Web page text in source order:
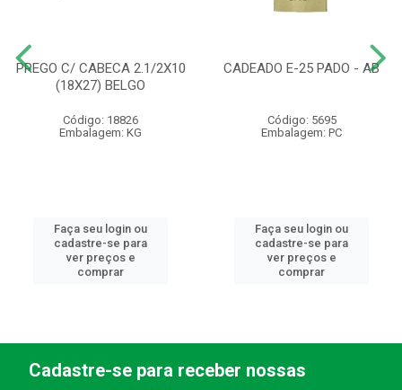
PREGO C/ CABECA 2.1/2X10
(18X27) BELGO
Código: 18826
Embalagem: KG
Faça seu login ou
cadastre-se para
ver preços e
comprar
CADEADO E-25 PADO - AB
Código: 5695
Embalagem: PC
Faça seu login ou
cadastre-se para
ver preços e
comprar
Cadastre-se para receber nossas